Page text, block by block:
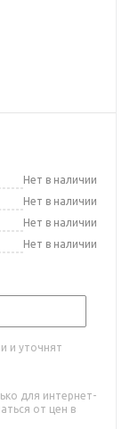
Нет в наличии
Нет в наличии
Нет в наличии
Нет в наличии
и уточнят
для интернет-
от цен в